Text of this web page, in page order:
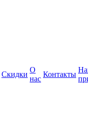
Скидки
О
нас
Контакты